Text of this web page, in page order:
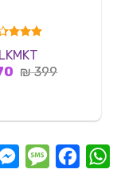
דורג
3.29
מתוך 5
BLKMKT
399
₪
WhatsApp
Facebook